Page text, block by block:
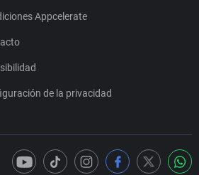
Appcelerate
de la privacidad